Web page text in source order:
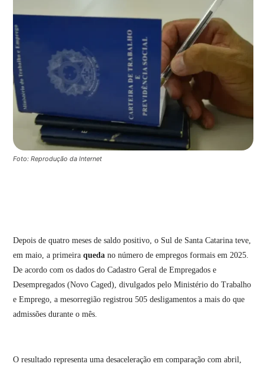
Foto: Reprodução da Internet
Depois de quatro meses de saldo positivo, o Sul de Santa Catarina teve,
em maio, a primeira queda no número de empregos formais em 2025.
De acordo com os dados do Cadastro Geral de Empregados e
Desempregados (Novo Caged), divulgados pelo Ministério do Trabalho
e Emprego, a mesorregião registrou 505 desligamentos a mais do que
admissões durante o mês.
O resultado representa uma desaceleração em comparação com abril,